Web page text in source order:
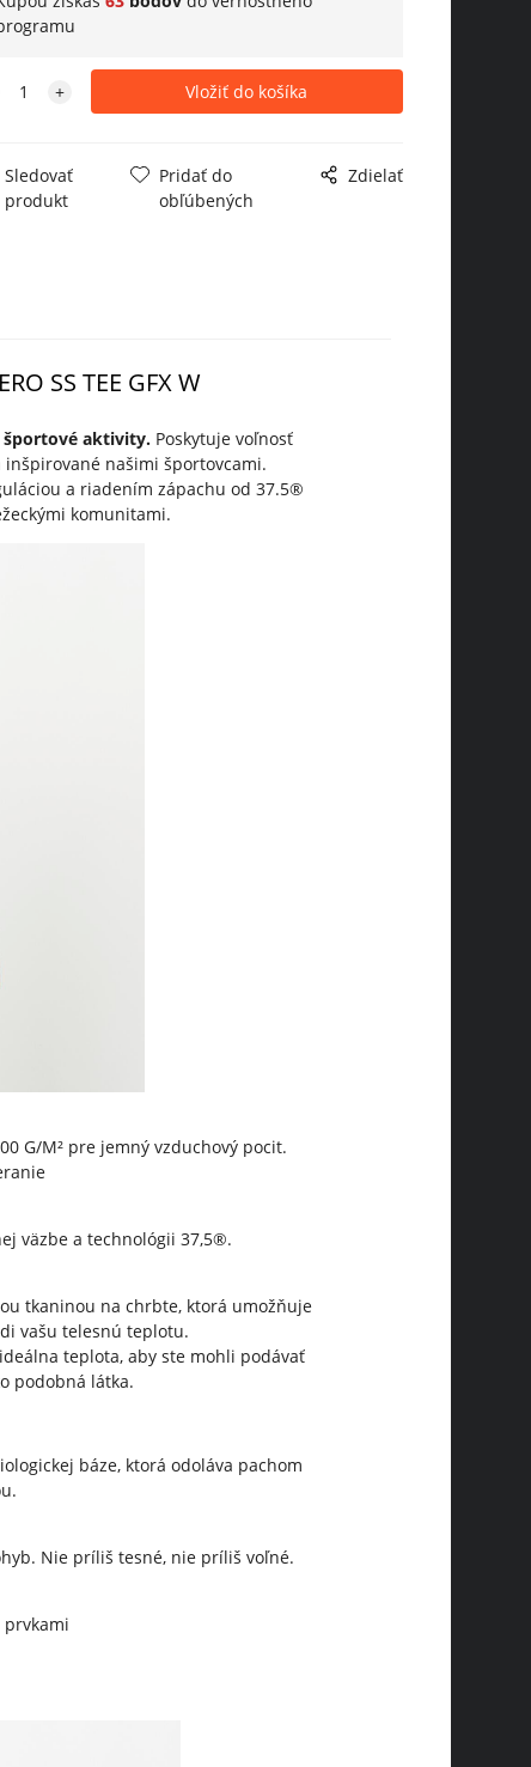
Sledovať
produkt
Pridať do
obľúbených
Zdielať
SS TEE GFX W
športové aktivity. Poskytuje voľnosť
našimi športovcami.
a riadením zápachu od 37.5®
komunitami.
G/M² pre jemný vzduchový pocit.
väzbe a technológii 37,5®.
tkaninou na chrbte, ktorá umožňuje
vašu telesnú teplotu.
teplota, aby ste mohli podávať
podobná látka.
báze, ktorá odoláva pachom
Nie príliš tesné, nie príliš voľné.